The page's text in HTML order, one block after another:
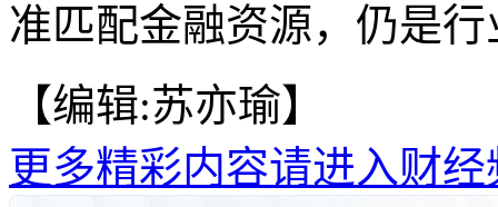
准匹配金融资源，仍是
【编辑:苏亦瑜】
更多精彩内容请进入财经